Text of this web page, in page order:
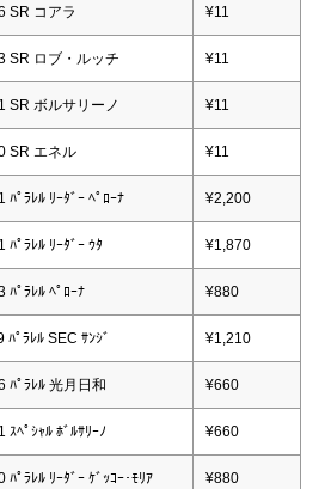
SR コアラ ¥11
SR ロブ・ルッチ ¥11
SR ボルサリーノ ¥11
SR エネル ¥11
ﾊﾟﾗﾚﾙ ﾘｰﾀﾞｰ ﾍﾟﾛｰﾅ ¥2,200
ﾊﾟﾗﾚﾙ ﾘｰﾀﾞｰ ｳﾀ ¥1,870
ﾊﾟﾗﾚﾙ ﾍﾟﾛｰﾅ ¥880
ﾊﾟﾗﾚﾙ SEC ｻﾝｼﾞ ¥1,210
ﾊﾟﾗﾚﾙ 光月日和 ¥660
ｽﾍﾟｼｬﾙ ﾎﾞﾙｻﾘｰﾉ ¥660
ﾊﾟﾗﾚﾙ ﾘｰﾀﾞｰ ｹﾞｯｺｰ･ﾓﾘｱ ¥880